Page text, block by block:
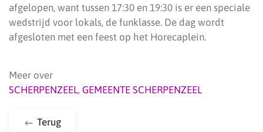
afgelopen, want tussen 17:30 en 19:30 is er een speciale
wedstrijd voor lokals, de funklasse. De dag wordt
afgesloten met een feest op het Horecaplein.
Meer over
SCHERPENZEEL, GEMEENTE SCHERPENZEEL
Terug